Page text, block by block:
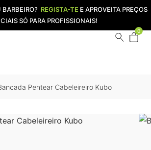
BARBEIRO? REGISTA-TE E APROVEITA PREÇOS
SÓ PARA PROFISSIONAIS!
0
Pentear Cabeleireiro Kubo